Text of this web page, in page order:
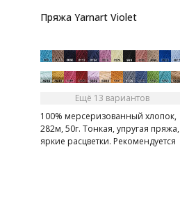
Пряжа Yarnart Violet
Ещё 13 вариантов
100% мерсеризованный хлопок,
282м, 50г. Тонкая, упругая пряжа,
яркие расцветки. Рекомендуется